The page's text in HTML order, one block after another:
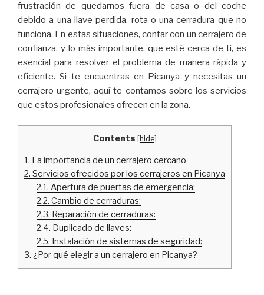
frustración de quedarnos fuera de casa o del coche
debido a una llave perdida, rota o una cerradura que no
funciona. En estas situaciones, contar con un cerrajero de
confianza, y lo más importante, que esté cerca de ti, es
esencial para resolver el problema de manera rápida y
eficiente. Si te encuentras en Picanya y necesitas un
cerrajero urgente, aquí te contamos sobre los servicios
que estos profesionales ofrecen en la zona.
Contents [hide]
1. La importancia de un cerrajero cercano
2. Servicios ofrecidos por los cerrajeros en Picanya
2.1. Apertura de puertas de emergencia:
2.2. Cambio de cerraduras:
2.3. Reparación de cerraduras:
2.4. Duplicado de llaves:
2.5. Instalación de sistemas de seguridad:
3. ¿Por qué elegir a un cerrajero en Picanya?